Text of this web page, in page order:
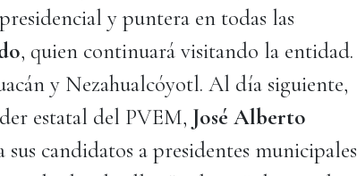
y puntera en todas las
, quien continuará visitando la entidad.
y Nezahualcóyotl. Al día siguiente,
estatal del PVEM, José Alberto
sus candidatos a presidentes municipales